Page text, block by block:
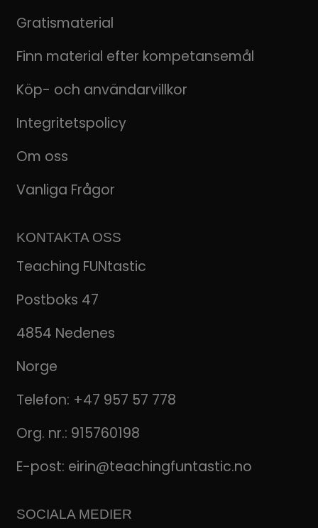
Gratismaterial
Finn material efter kompetansemål
Köp- och användarvillkor
Integritetspolicy
Om oss
Vanliga Frågor
KONTAKTA OSS
Teaching FUNtastic
Postboks 47
4854 Nedenes
Norge
Telefon: +47 957 57 778
Org. nr.: 915760198
E-post: eirin@teachingfuntastic.no
SOCIALA MEDIER